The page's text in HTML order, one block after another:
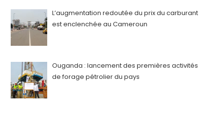
L’augmentation redoutée du prix du carburant
est enclenchée au Cameroun
Ouganda : lancement des premières activités
de forage pétrolier du pays